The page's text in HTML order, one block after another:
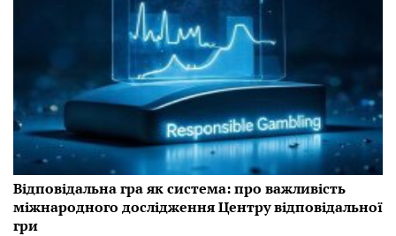
Відповідальна гра як система: про важливість
міжнародного дослідження Центру відповідальної
гри